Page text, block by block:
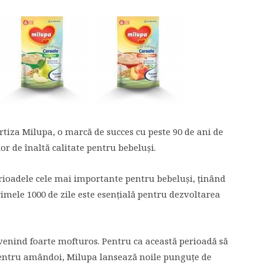
Milupa, o marcă de succes cu peste 90 de ani de
de înaltă calitate pentru bebeluși.
cele mai importante pentru bebeluși, ținând
1000 de zile este esențială pentru dezvoltarea
foarte mofturos. Pentru ca această perioadă să
amândoi, Milupa lansează noile punguțe de